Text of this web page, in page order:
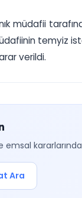
müdafii
temyiz
verildi.
emsal
Ara